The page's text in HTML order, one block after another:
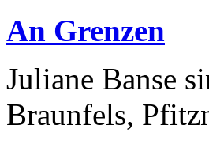
An Grenzen
Juliane Banse
Braunfels,